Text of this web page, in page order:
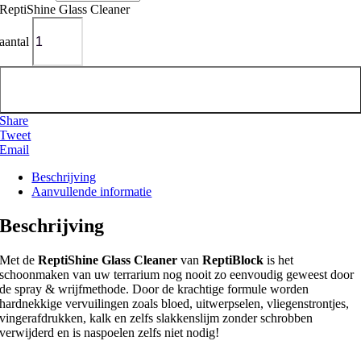
ReptiShine Glass Cleaner
aantal
Share
Tweet
Email
Beschrijving
Aanvullende informatie
Beschrijving
Met deReptiShine Glass Cleaner vanReptiBlockis het
schoonmaken van uw terrarium nog nooit zo eenvoudig geweest door
de spray & wrijfmethode. Door de krachtige formule worden
hardnekkige vervuilingen zoals bloed, uitwerpselen, vliegenstrontjes,
vingerafdrukken, kalk en zelfs slakkenslijm zonder schrobben
verwijderd en is naspoelen zelfs niet nodig!